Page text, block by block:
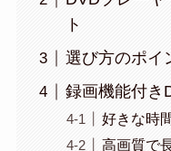
ト
選び方のポイ
録画機能付き
好きな時
高画質で